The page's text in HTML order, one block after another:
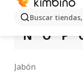
Buscar
A B C
N
O P
Jabón